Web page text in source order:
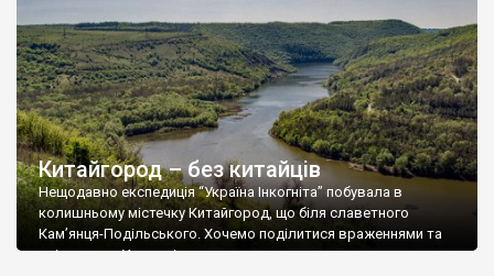
Китайгород – без китайців
Нещодавно експедиція “Україна Інкогніта” побувала в
колишньому містечку Китайгород, що біля славетного
Кам’янця-Подільського. Хочемо поділитися враженнями та
світлинами. У якості текстового супроводу пропонуємо